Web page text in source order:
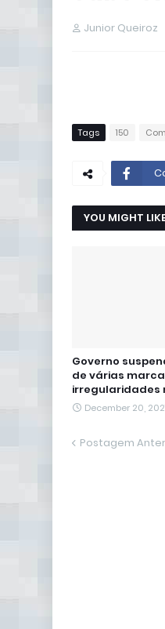
Junior Queiroz
Tags 150
YOU MIGHT
Governo
de várias
irregularidades
December 20,
Postagem